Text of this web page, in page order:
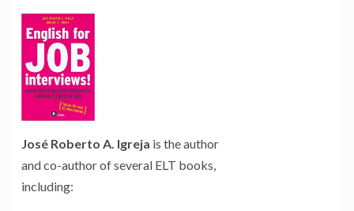
José Roberto A. Igreja is the author
and co-author of several ELT books,
including: